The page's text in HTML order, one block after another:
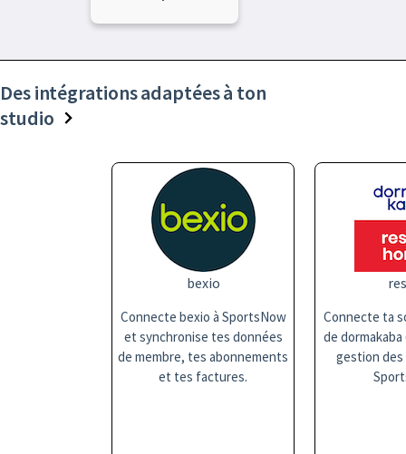
Des intégrations adaptées à ton
studio
bexio
Connecte bexio à SportsNow
et synchronise tes données
de membre, tes abonnements
et tes factures.
Connecte ta
de
gestion des